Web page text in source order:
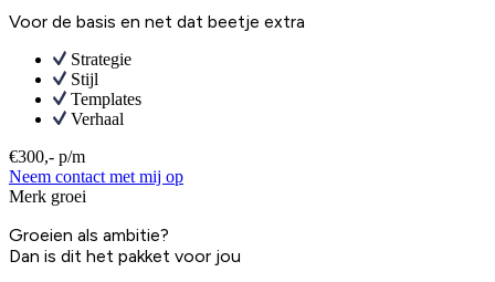
Voor de basis en net dat beetje extra
Strategie
Stijl
Templates
Verhaal
€300,- p/m
Neem contact met mij op
Merk groei
Groeien als ambitie?
Dan is dit het pakket voor jou